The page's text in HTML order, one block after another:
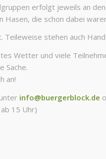
erfolgt jeweils an
Hasen, die schon dabei
Teileweise stehen auch
Wetter und viele
Sache.
an!
info@buergerblock.de
15 Uhr)